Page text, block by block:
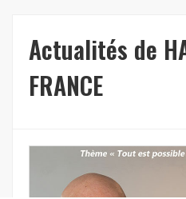
Actualités de
FRANCE